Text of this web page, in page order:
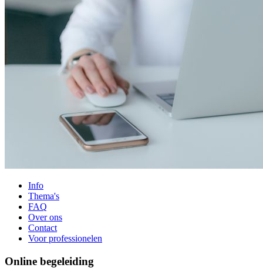
Info
Thema's
FAQ
Over ons
Contact
Voor professionelen
Online begeleiding